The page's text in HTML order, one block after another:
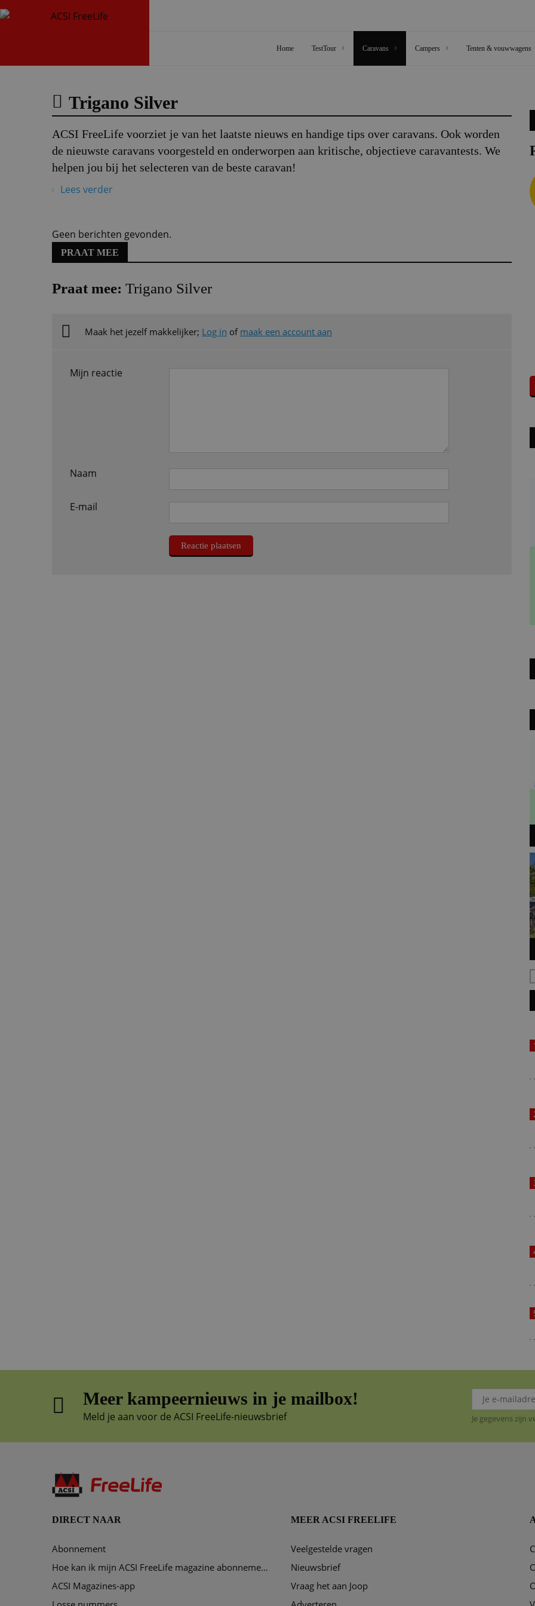
Home TestTour Caravans Campers Tenten & vouwwagens
Trigano Silver
ACSI FreeLife voorziet je van het laatste nieuws en handige tips over caravans. Ook worden
de nieuwste caravans voorgesteld en onderworpen aan kritische, objectieve caravantests. We
helpen jou bij het selecteren van de beste caravan!
Lees verder
Geen berichten gevonden.
PRAAT MEE
Praat mee: Trigano Silver
Maak het jezelf makkelijker; Log in of maak een account aan
Mijn reactie
Naam
E-mail
Meer kampeernieuws in je mailbox!
Meld je aan voor de ACSI FreeLife-nieuwsbrief Je gegevens zijn
DIRECT NAAR
Abonnement
Hoe kan ik mijn ACSI FreeLife magazine abonnement opzeggen?
ACSI Magazines-app
MEER ACSI FREELIFE
Veelgestelde vragen
Nieuwsbrief
Vraag het aan Joop